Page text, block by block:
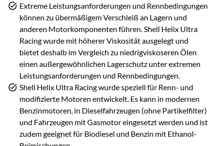
Extreme Leistungsanforderungen und Rennbedingungen
können zu übermäßigem Verschleiß an Lagern und
anderen Motorkomponenten führen. Shell Helix Ultra
Racing wurde mit höherer Viskosität ausgelegt und
bietet deshalb im Vergleich zu niedrigviskoseren Ölen
einen außergewöhnlichen Lagerschutz unter extremen
Leistungsanforderungen und Rennbedingungen.
Shell Helix Ultra Racing wurde speziell für Renn- und
modifizierte Motoren entwickelt. Es kann in modernen
Benzinmotoren, in Dieselfahrzeugen (ohne Partikelfilter)
und Fahrzeugen mit Gasmotor eingesetzt werden und ist
zudem geeignet für Biodiesel und Benzin mit Ethanol-